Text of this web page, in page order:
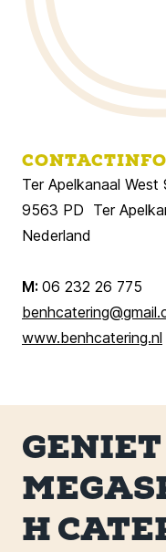
Ter Apelkanaal West
9563 PD Ter
Nederland
M: 06 232 26 775
www.benhcatering.nl
H